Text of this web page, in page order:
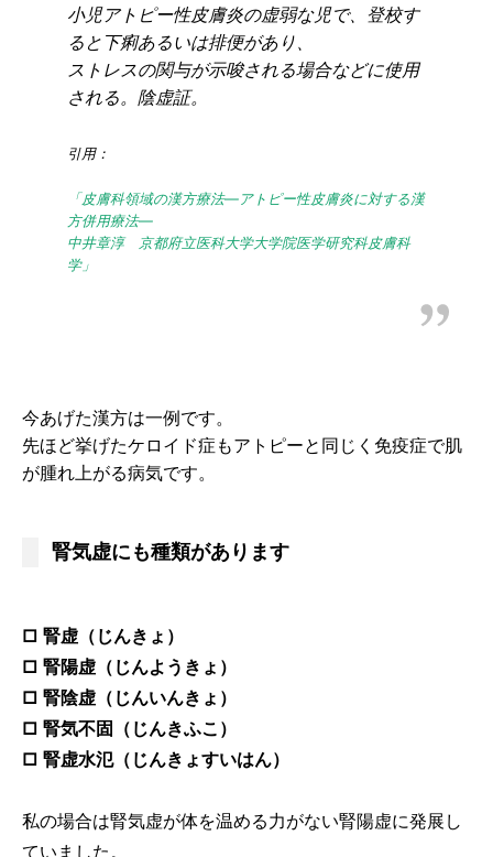
小児アトピー性皮膚炎の虚弱な児で、登校す
ると下痢あるいは排便があり、
ストレスの関与が示唆される場合などに使用
される。陰虚証。
引用：
「皮膚科領域の漢方療法―アトピー性皮膚炎に対する漢
方併用療法―
中井章淳 京都府立医科大学大学院医学研究科皮膚科
学」
今あげた漢方は一例です。
先ほど挙げたケロイド症もアトピーと同じく免疫症で肌
が腫れ上がる病気です。
腎気虚にも種類があります
□ 腎虚（じんきょ）
□ 腎陽虚（じんようきょ）
□ 腎陰虚（じんいんきょ）
□ 腎気不固（じんきふこ）
□ 腎虚水氾（じんきょすいはん）
私の場合は腎気虚が体を温める力がない腎陽虚に発展し
ていました。